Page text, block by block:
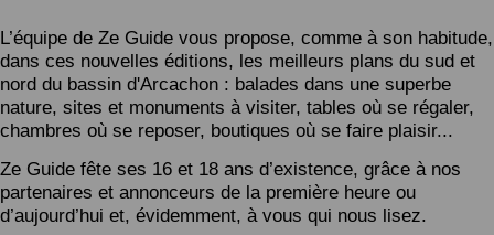
L’équipe de Ze Guide vous propose, comme à son habitude,
dans ces nouvelles éditions, les meilleurs plans du sud et
nord du bassin d'Arcachon : balades dans une superbe
nature, sites et monuments à visiter, tables où se régaler,
chambres où se reposer, boutiques où se faire plaisir...
Ze Guide fête ses 16 et 18 ans d’existence, grâce à nos
partenaires et annonceurs de la première heure ou
d’aujourd’hui et, évidemment, à vous qui nous lisez.